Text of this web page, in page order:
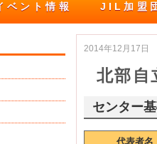
ベント情報 JIL加盟
2014年12月17日
北部自
センター
代表者名